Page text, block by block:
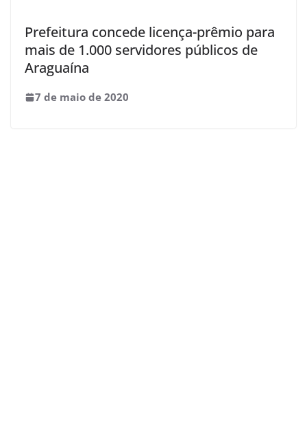
Prefeitura concede licença-prêmio para
mais de 1.000 servidores públicos de
Araguaína
7 de maio de 2020